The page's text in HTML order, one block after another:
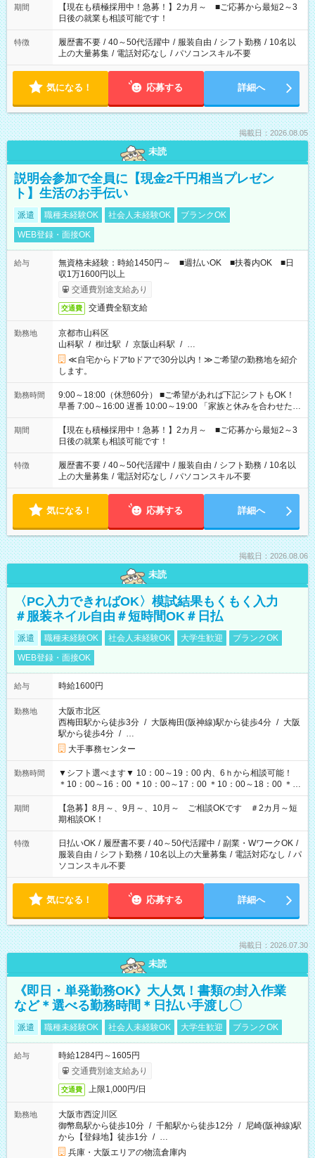
たくない」 など、ご希望を教えてくださいね。 ※Wワーク希望
の方へ 今ご覧のお仕事で希望する勤務時間と、もう1つのお仕事
の勤務時間。 合計で週40時間を超える場合は応募できません。
期間
【現在も積極採用中！急募！】2カ月～ ■ご応募から最短2～3
日後の就業も相談可能です！
特徴 履歴書不要 / 40～50代活躍中 / 服装自由 / シフト勤務 / 10名以
上の大量募集 / 電話対応なし / パソコンスキル不要
気になる！ 応募する 詳細へ
掲載日：2026.08.05
未読
説明会参加で全員に【現金2千円相当プレゼン
ト】生活のお手伝い
派遣 職種未経験OK 社会人未経験OK
ブランクOK
WEB登録・面接OK
給与
無資格未経験：時給1450円～ ■週払いOK ■扶養内OK ■日
収1万1600円以上
交通費別途支給あり
交通費 交通費全額支給
勤務地
京都市山科区
山科駅 / 椥辻駅 / 京阪山科駅 / …
≪自宅からドアtoドアで30分以内！≫ご希望の勤務地を紹介
します。
勤務時間
9:00～18:00（休憩60分） ■ご希望があれば下記シフトもOK！
早番 7:00～16:00 遅番 10:00～19:00 「家族と休みを合わせた
い」 「余裕を持って夕飯の準備がしたい」 「できれば残業はし
たくない」 など、ご希望を教えてくださいね。 ※Wワーク希望
の方へ 今ご覧のお仕事で希望する勤務時間と、もう1つのお仕事
の勤務時間。 合計で週40時間を超える場合は応募できません。
期間
【現在も積極採用中！急募！】2カ月～ ■ご応募から最短2～3
日後の就業も相談可能です！
特徴 履歴書不要 / 40～50代活躍中 / 服装自由 / シフト勤務 / 10名以
上の大量募集 / 電話対応なし / パソコンスキル不要
気になる！ 応募する 詳細へ
掲載日：2026.08.06
未読
〈PC入力できればOK〉模試結果もくもく入力
＃服装ネイル自由＃短時間OK＃日払
派遣 職種未経験OK 社会人未経験OK 大学生歓迎
ブランクOK
WEB登録・面接OK
給与 時給1600円
勤務地
大阪市北区
西梅田駅から徒歩3分 / 大阪梅田(阪神線)駅から徒歩4分 / 大阪
駅から徒歩4分 / …
大手事務センター
勤務時間
▼シフト選べます▼ 10：00～19：00 内、6ｈから相談可能！
＊10：00～16：00 ＊10：00～17：00 ＊10：00～18：00 ＊
11：00～19：00 ＊12：00～19：00 ＊13：00～19：00
期間
【急募】8月～、9月～、10月～ ご相談OKです ＃2カ月～短
期相談OK！
特徴 日払いOK / 履歴書不要 / 40～50代活躍中 / 副業・WワークOK /
服装自由 / シフト勤務 / 10名以上の大量募集 / 電話対応なし / パ
ソコンスキル不要
気になる！ 応募する 詳細へ
掲載日：2026.07.30
未読
《即日・単発勤務OK》大人気！書類の封入作業
など＊選べる勤務時間＊日払い手渡し〇
派遣 職種未経験OK 社会人未経験OK 大学生歓迎 ブランクOK
給与
時給1284円～1605円
交通費別途支給あり
交通費 上限1,000円/日
勤務地
大阪市西淀川区
御幣島駅から徒歩10分 / 千船駅から徒歩12分 / 尼崎(阪神線)駅
から【登録地】徒歩1分 / …
兵庫・大阪エリアの物流倉庫内